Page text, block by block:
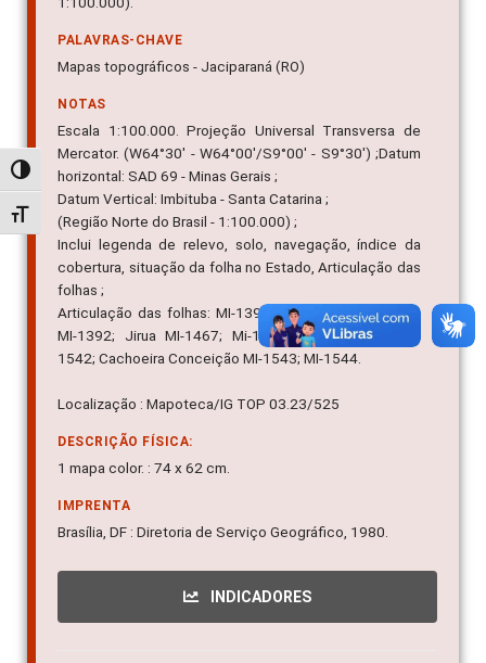
Alternar alto contraste
Alternar tamanho da fonte
PALAVRAS-CHAVE
Mapas topográficos - Jaciparaná (RO)
NOTAS
Escala 1:100.000. Projeção Universal Transversa de
Mercator. (W64°30' - W64°00'/S9°00' - S9°30') ;Datum
horizontal: SAD 69 - Minas Gerais ;
Datum Vertical: Imbituba - Santa Catarina ;
(Região Norte do Brasil - 1:100.000) ;
Inclui legenda de relevo, solo, navegação, índice da
cobertura, situação da folha no Estado, Articulação das
folhas ;
Articulação das folhas: MI-1390; MI-1391; Porto Velho
MI-1392; Jirua MI-1467; Mi-1469; Mutum-Paraná MI-
1542; Cachoeira Conceição MI-1543; MI-1544.
Localização : Mapoteca/IG TOP 03.23/525
DESCRIÇÃO FÍSICA:
1 mapa color. : 74 x 62 cm.
IMPRENTA
Brasília, DF : Diretoria de Serviço Geográfico, 1980.
INDICADORES